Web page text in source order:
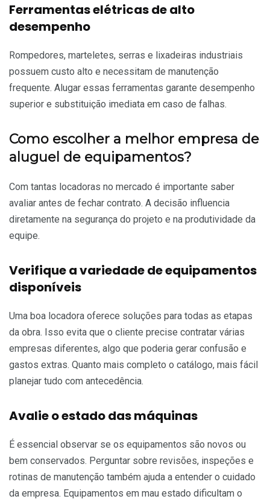
Ferramentas elétricas de alto
desempenho
Rompedores, marteletes, serras e lixadeiras industriais
possuem custo alto e necessitam de manutenção
frequente. Alugar essas ferramentas garante desempenho
superior e substituição imediata em caso de falhas.
Como escolher a melhor empresa de
aluguel de equipamentos?
Com tantas locadoras no mercado é importante saber
avaliar antes de fechar contrato. A decisão influencia
diretamente na segurança do projeto e na produtividade da
equipe.
Verifique a variedade de equipamentos
disponíveis
Uma boa locadora oferece soluções para todas as etapas
da obra. Isso evita que o cliente precise contratar várias
empresas diferentes, algo que poderia gerar confusão e
gastos extras. Quanto mais completo o catálogo, mais fácil
planejar tudo com antecedência.
Avalie o estado das máquinas
É essencial observar se os equipamentos são novos ou
bem conservados. Perguntar sobre revisões, inspeções e
rotinas de manutenção também ajuda a entender o cuidado
da empresa. Equipamentos em mau estado dificultam o